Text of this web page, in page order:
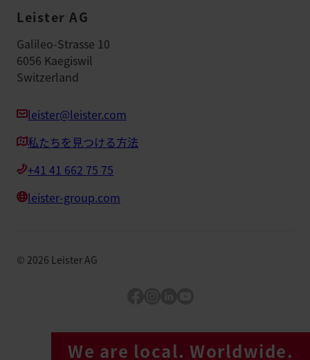
Leister AG
Galileo-Strasse 10
6056 Kaegiswil
Switzerland
leister@leister.com
私たちを見つける方法
+41 41 662 75 75
leister-group.com
© 2026 Leister AG
We are local. Worldwide.